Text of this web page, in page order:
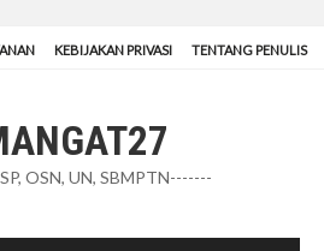
KEBIJAKAN PRIVASI TENTANG PENULIS
OSN, UN, SBMPTN-------